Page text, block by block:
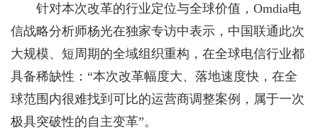
针对本次改革的行业定位与全球价值，Omdia电
信战略分析师杨光在独家专访中表示，中国联通此次
大规模、短周期的全域组织重构，在全球电信行业都
具备稀缺性：“本次改革幅度大、落地速度快，在全
球范围内很难找到可比的运营商调整案例，属于一次
极具突破性的自主变革”。